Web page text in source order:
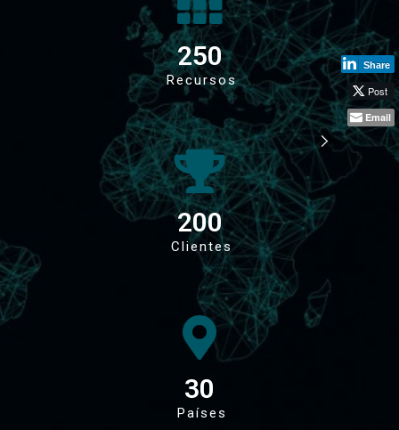
250
Recursos
200
Clientes
30
Países
Share
Post
Email